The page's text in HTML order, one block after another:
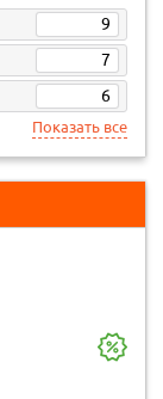
9
7
6
Показать все